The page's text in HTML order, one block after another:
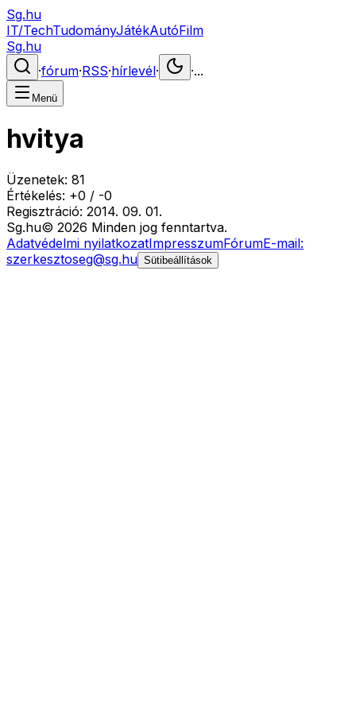
Sg.hu
IT/TechTudományJátékAutóFilm
Sg.hu
·fórum·RSS·hírlevél· ·...
Menü
hvitya
Üzenetek: 81
Értékelés: +0 / -0
Regisztráció: 2014. 09. 01.
Sg.hu© 2026 Minden jog fenntartva.
Adatvédelmi nyilatkozatImpresszumFórumE-mail:
szerkesztoseg@sg.hu Sütibeállítások